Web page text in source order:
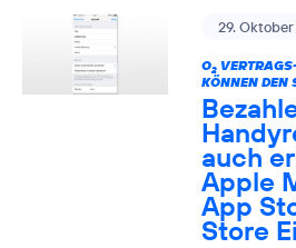
29. Oktober
O2
KÖNNEN DEN
auch
Apple
App
Store